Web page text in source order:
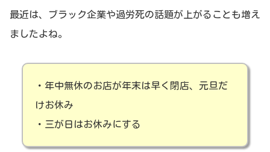
最近は、ブラック企業や過労死の話題が上がることも増え
ましたよね。
・年中無休のお店が年末は早く閉店、元旦だ
けお休み
・三が日はお休みにする